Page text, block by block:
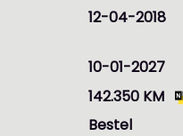
12-04-2018
10-01-2027
142.350 KM
Bestel